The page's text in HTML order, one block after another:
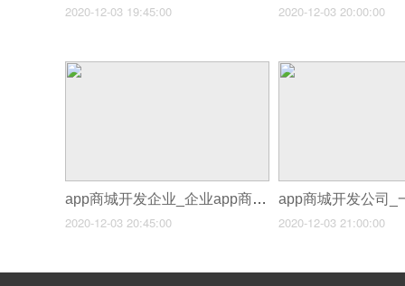
2020-12-03 19:45:00 2020-12-03 20:00:00
app商城开发企业_企业app商城开发公司
2020-12-03 20:45:00 2020-12-03 21:00:00